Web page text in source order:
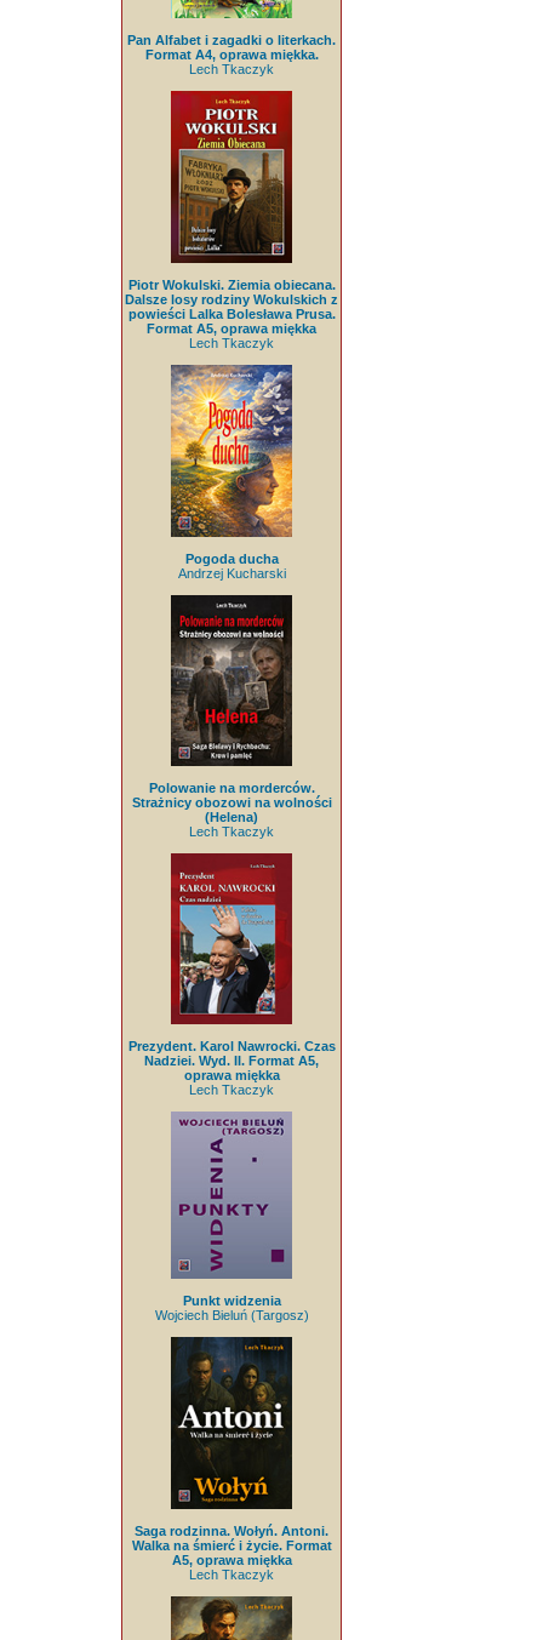
Pan Alfabet i zagadki o literkach.
Format A4, oprawa miękka.
Lech Tkaczyk
Piotr Wokulski. Ziemia obiecana.
Dalsze losy rodziny Wokulskich z
powieści Lalka Bolesława Prusa.
Format A5, oprawa miękka
Lech Tkaczyk
Pogoda ducha
Andrzej Kucharski
Polowanie na morderców.
Strażnicy obozowi na wolności
(Helena)
Lech Tkaczyk
Prezydent. Karol Nawrocki. Czas
Nadziei. Wyd. II. Format A5,
oprawa miękka
Lech Tkaczyk
Punkt widzenia
Wojciech Bieluń (Targosz)
Saga rodzinna. Wołyń. Antoni.
Walka na śmierć i życie. Format
A5, oprawa miękka
Lech Tkaczyk